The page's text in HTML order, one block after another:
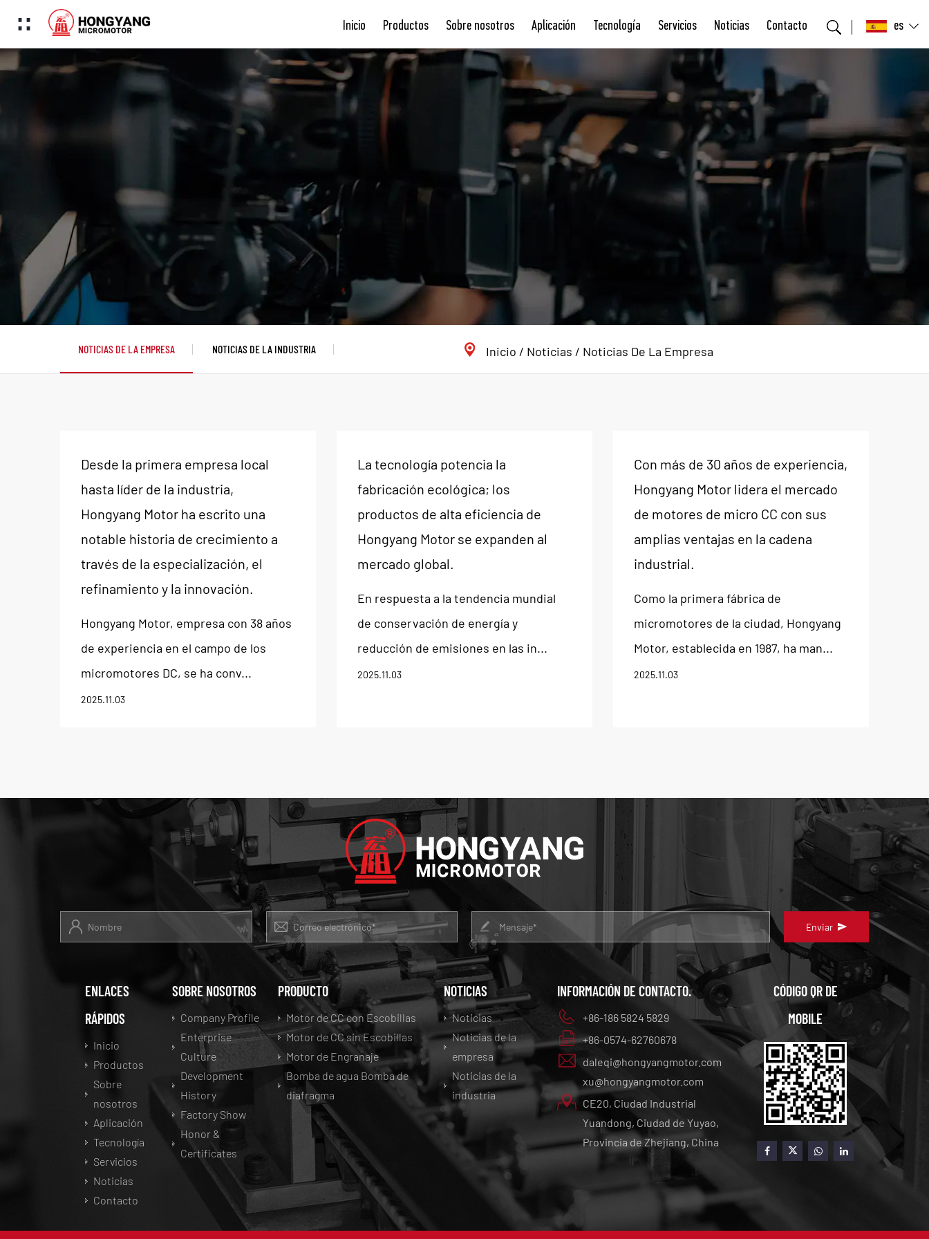
Inicio Productos Sobre nosotros Aplicación Tecnología Servicios Noticias Contacto es
Menú
Sobre nosotros
Aplicación
Tecnología
Servicios
NOTICIAS DE LA EMPRESA NOTICIAS DE LA INDUSTRIA Inicio / Noticias / Noticias De La Empresa
Desde la primera empresa local
hasta líder de la industria,
Hongyang Motor ha escrito una
notable historia de crecimiento a
través de la especialización, el
refinamiento y la innovación.
Hongyang Motor, empresa con 38 años
de experiencia en el campo de los
micromotores DC, se ha conv...
2025.11.03
La tecnología potencia la
fabricación ecológica; los
productos de alta eficiencia de
Hongyang Motor se expanden al
mercado global.
En respuesta a la tendencia mundial
de conservación de energía y
reducción de emisiones en las in...
2025.11.03
Con más de 30 años de experiencia,
Hongyang Motor lidera el mercado
de motores de micro CC con sus
amplias ventajas en la cadena
industrial.
Como la primera fábrica de
micromotores de la ciudad, Hongyang
Motor, establecida en 1987, ha man...
2025.11.03
Enviar
ENLACES
RÁPIDOS
Inicio
Productos
Sobre
nosotros
Aplicación
Tecnología
Servicios
Noticias
Contacto
SOBRE NOSOTROS
Company Profile
Enterprise
Culture
Development
History
Factory Show
Honor &
Certificates
PRODUCTO
Motor de CC con Escobillas
Motor de CC sin Escobillas
Motor de Engranaje
Bomba de agua Bomba de
diafragma
NOTICIAS
Noticias
Noticias de la
empresa
Noticias de la
industria
INFORMACIÓN DE CONTACTO.
+86-186 5824 5829
+86-0574-62760678
daleqi@hongyangmotor.com
xu@hongyangmotor.com
CE20, Ciudad Industrial
Yuandong, Ciudad de Yuyao,
Provincia de Zhejiang, China
CÓDIGO QR DE
MOBILE